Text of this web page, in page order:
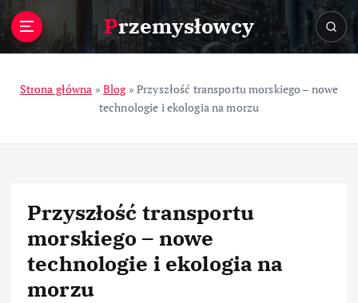
Przemysłowcy
Strona główna » Blog» Przyszłość transportu morskiego – nowe
technologie i ekologia na morzu
Przyszłość transportu
morskiego – nowe
technologie i ekologia na
morzu